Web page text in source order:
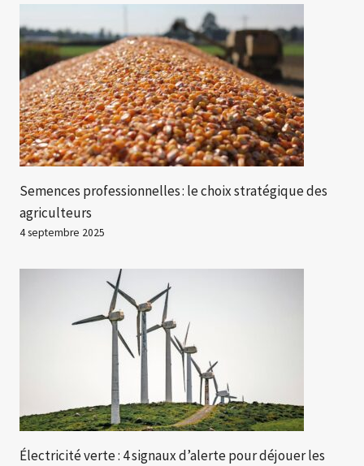
Semences professionnelles : le choix stratégique des
agriculteurs
4 septembre 2025
Électricité verte : 4 signaux d’alerte pour déjouer les